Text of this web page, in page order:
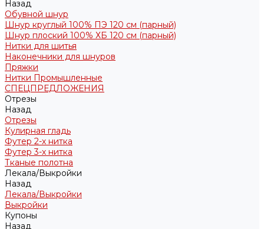
Назад
Обувной шнур
Шнур круглый 100% ПЭ 120 см (парный)
Шнур плоский 100% ХБ 120 см (парный)
Нитки для шитья
Наконечники для шнуров
Пряжки
Нитки Промышленные
СПЕЦПРЕДЛОЖЕНИЯ
Отрезы
Назад
Отрезы
Кулирная гладь
Футер 2-х нитка
Футер 3-х нитка
Тканые полотна
Лекала/Выкройки
Назад
Лекала/Выкройки
Выкройки
Купоны
Назад